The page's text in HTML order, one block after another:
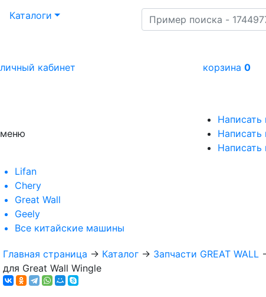
Каталоги
личный кабинет корзина 0
меню
Написать
Написать
Написать
Lifan
Chery
Great Wall
Geely
Все китайские машины
Главная страница → Каталог → Запчасти GREAT WALL
для Great Wall Wingle